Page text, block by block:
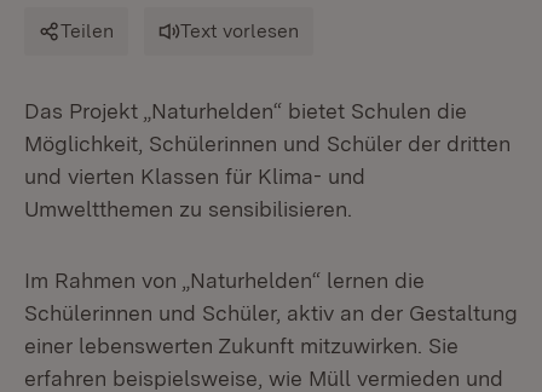
Teilen Text vorlesen
Das Projekt „Naturhelden“ bietet Schulen die
Möglichkeit, Schülerinnen und Schüler der dritten
und vierten Klassen für Klima- und
Umweltthemen zu sensibilisieren.
Im Rahmen von „Naturhelden“ lernen die
Schülerinnen und Schüler, aktiv an der Gestaltung
einer lebenswerten Zukunft mitzuwirken. Sie
erfahren beispielsweise, wie Müll vermieden und